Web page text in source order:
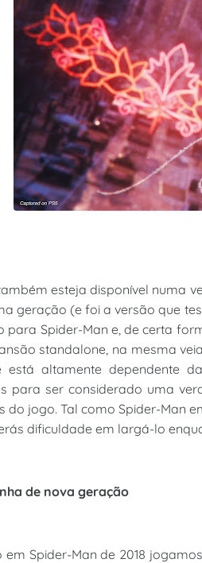
esteja disponível numa
geração (e foi a versão que
para Spider-Man e, de certa
standalone, na mesma
está altamente dependente
para ser considerado uma
do jogo. Tal como Spider-Man
dificuldade em largá-lo
de nova geração
em Spider-Man de 2018